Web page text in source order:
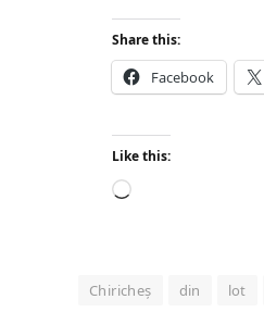
Share this:
Facebook
Like this:
Loading…
Chiricheș din lot